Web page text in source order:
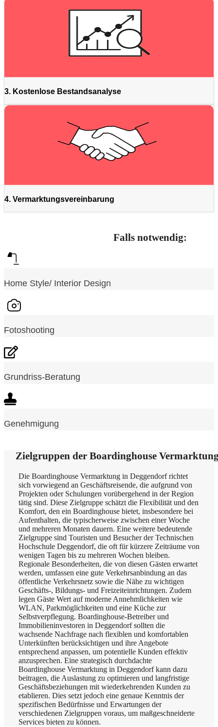
3. Kostenlose Bestandsanalyse
4. Vermarktungsvereinbarung
Falls notwendig:
Home Style/ Interior Design
Fotoshooting
Grundriss-Beratung
Genehmigung
Zielgruppen der Boardinghouse
Die Boardinghouse Vermarktung in Deggendorf richtet
sich vorwiegend an Geschäftsreisende, die aufgrund von
Projekten oder Schulungen vorübergehend in der Region
tätig sind. Diese Zielgruppe schätzt die Flexibilität und den
Komfort, den ein Boardinghouse bietet, insbesondere bei
Aufenthalten, die typischerweise zwischen einer Woche
und mehreren Monaten dauern. Eine weitere bedeutende
Zielgruppe sind Touristen und Besucher der Technischen
Hochschule Deggendorf, die oft für kürzere Zeiträume von
wenigen Tagen bis zu mehreren Wochen bleiben.
Regionale Besonderheiten, die von diesen Gästen erwartet
werden, umfassen eine gute Verkehrsanbindung an das
öffentliche Verkehrsnetz sowie die Nähe zu wichtigen
Geschäfts-, Bildungs- und Freizeiteinrichtungen. Zudem
legen Gäste Wert auf moderne Annehmlichkeiten wie
WLAN, Parkmöglichkeiten und eine Küche zur
Selbstverpflegung. Boardinghouse-Betreiber und
Immobilieninvestoren in Deggendorf sollten die
wachsende Nachfrage nach flexiblen und komfortablen
Unterkünften berücksichtigen und ihre Angebote
entsprechend anpassen, um potentielle Kunden effektiv
anzusprechen. Eine strategisch durchdachte
Boardinghouse Vermarktung in Deggendorf kann dazu
beitragen, die Auslastung zu optimieren und langfristige
Geschäftsbeziehungen mit wiederkehrenden Kunden zu
etablieren. Dies setzt jedoch eine genaue Kenntnis der
spezifischen Bedürfnisse und Erwartungen der
verschiedenen Zielgruppen voraus, um maßgeschneiderte
Services bieten zu können.